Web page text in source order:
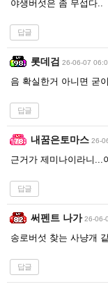
야생버섯은 좀 무섭다..
답글
롯데검 26-06-07
음 확실한거 아니면 굳
답글
내꿈은토마스 26-
근거가 제미나이라니...
답글
써펜트 나가 26-06-
송로버섯 찾는 사냥개
답글